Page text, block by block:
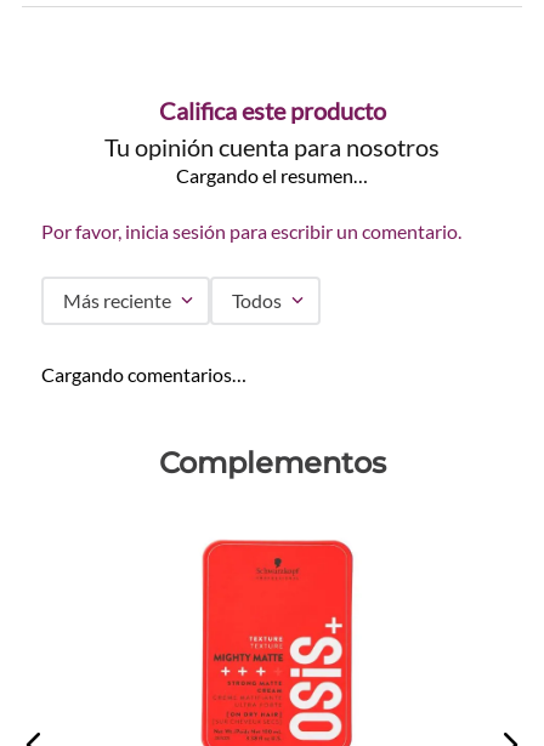
Califica este producto
Tu opinión cuenta para nosotros
Cargando el resumen…
Por favor, inicia sesión para escribir un comentario.
Más reciente Todos
Cargando comentarios…
Complementos